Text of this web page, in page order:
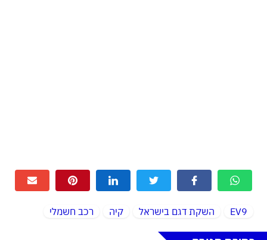
EV9 השקת דגם בישראל קיה רכב חשמלי